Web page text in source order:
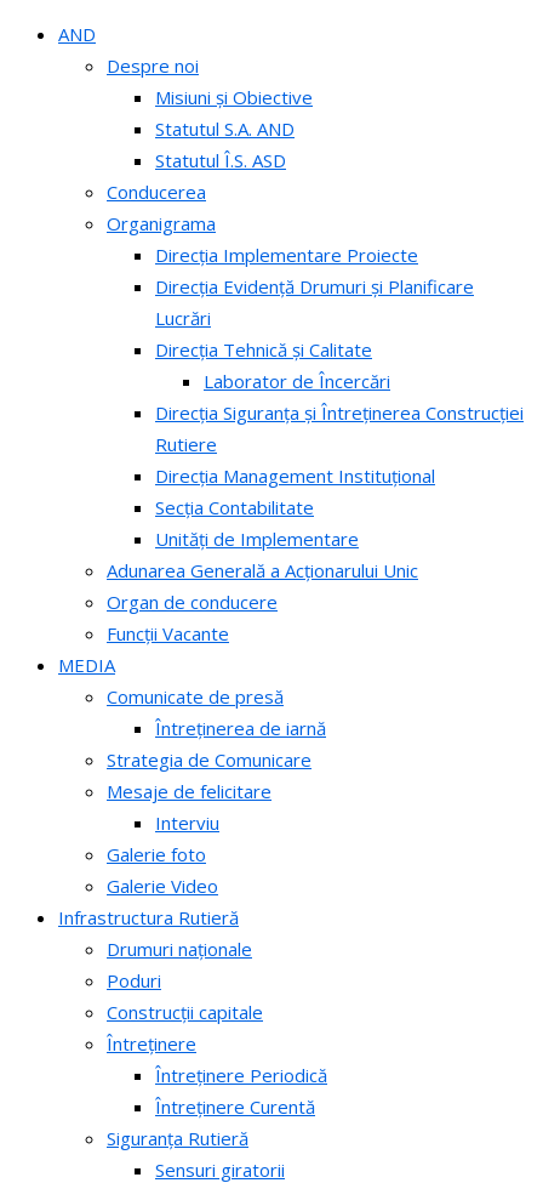
AND
Despre noi
Misiuni și Obiective
Statutul S.A. AND
Statutul Î.S. ASD
Conducerea
Organigrama
Direcția Implementare Proiecte
Direcția Evidență Drumuri și Planificare
Lucrări
Direcția Tehnică și Calitate
Laborator de Încercări
Direcția Siguranța și Întreținerea Construcției
Rutiere
Direcția Management Instituțional
Secția Contabilitate
Unități de Implementare
Adunarea Generală a Acționarului Unic
Organ de conducere
Funcții Vacante
MEDIA
Comunicate de presă
Întreținerea de iarnă
Strategia de Comunicare
Mesaje de felicitare
Interviu
Galerie foto
Galerie Video
Infrastructura Rutieră
Drumuri naționale
Poduri
Construcții capitale
Întreținere
Întreținere Periodică
Întreținere Curentă
Siguranța Rutieră
Sensuri giratorii